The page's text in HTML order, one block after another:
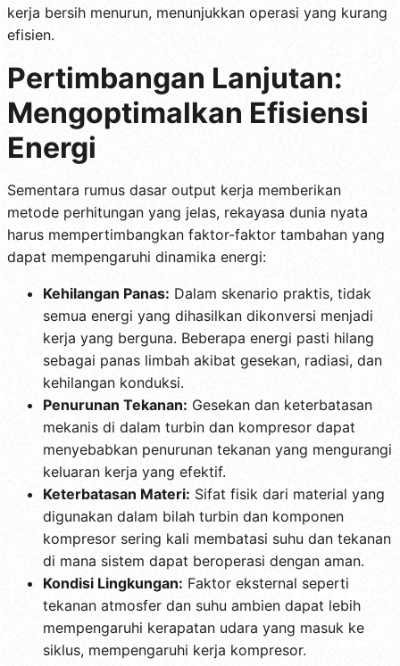
kerja bersih menurun, menunjukkan operasi yang kurang
efisien.
Pertimbangan Lanjutan:
Mengoptimalkan Efisiensi
Energi
Sementara rumus dasar output kerja memberikan
metode perhitungan yang jelas, rekayasa dunia nyata
harus mempertimbangkan faktor-faktor tambahan yang
dapat mempengaruhi dinamika energi:
Kehilangan Panas: Dalam skenario praktis, tidak
semua energi yang dihasilkan dikonversi menjadi
kerja yang berguna. Beberapa energi pasti hilang
sebagai panas limbah akibat gesekan, radiasi, dan
kehilangan konduksi.
Penurunan Tekanan: Gesekan dan keterbatasan
mekanis di dalam turbin dan kompresor dapat
menyebabkan penurunan tekanan yang mengurangi
keluaran kerja yang efektif.
Keterbatasan Materi: Sifat fisik dari material yang
digunakan dalam bilah turbin dan komponen
kompresor sering kali membatasi suhu dan tekanan
di mana sistem dapat beroperasi dengan aman.
Kondisi Lingkungan: Faktor eksternal seperti
tekanan atmosfer dan suhu ambien dapat lebih
mempengaruhi kerapatan udara yang masuk ke
siklus, mempengaruhi kerja kompresor.